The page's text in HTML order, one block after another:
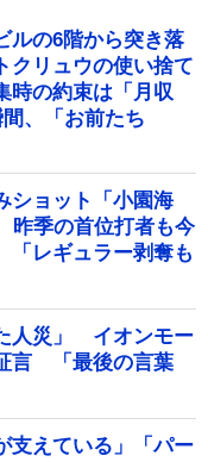
ルの6階から突き落
リュウの使い捨て
の約束は「月収
、「お前たち
ショット「小園海
季の首位打者も今
レギュラー剥奪も
人災」 イオンモー
言 「最後の言葉
支えている」「パー